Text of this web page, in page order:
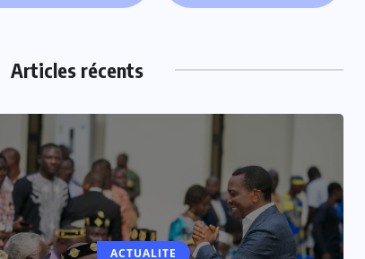
Articles récents
ACTUALITE